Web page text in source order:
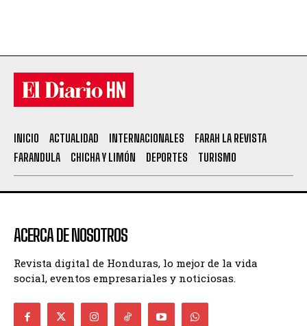
INICIO ACTUALIDAD INTERNACIONALES
FARAH LA REVISTA
FARANDULA
CHICHA Y LIMÓN DEPORTES TURISMO
ACERCA DE NOSOTROS
Revista digital de Honduras, lo mejor de la vida
social, eventos empresariales y noticiosas.